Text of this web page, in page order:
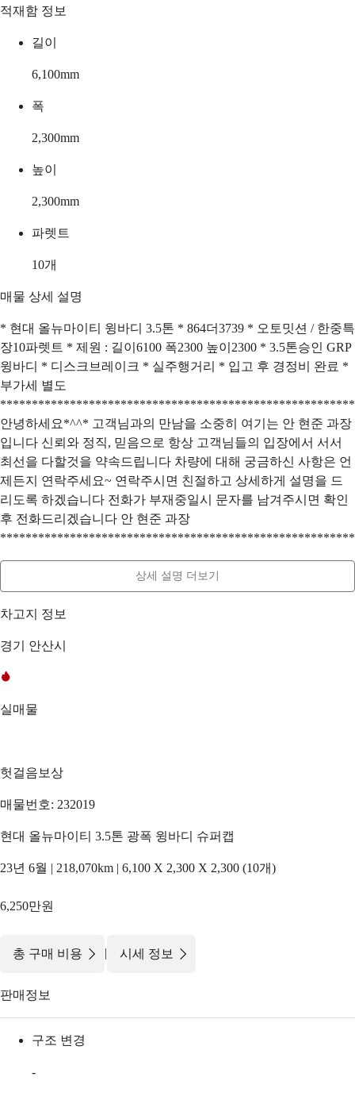
적재함 정보
길이
6,100mm
폭
2,300mm
높이
2,300mm
파렛트
10개
매물 상세 설명
* 현대 올뉴마이티 윙바디 3.5톤 * 864더3739 * 오토밋션 / 한중특
장10파렛트 * 제원 : 길이6100 폭2300 높이2300 * 3.5톤승인 GRP
윙바디 * 디스크브레이크 * 실주행거리 * 입고 후 경정비 완료 *
부가세 별도
안녕하세요*^^* 고객님과의 만남을 소중히 여기는 안 현준 과장
입니다 신뢰와 정직, 믿음으로 항상 고객님들의 입장에서 서서
최선을 다할것을 약속드립니다 차량에 대해 궁금하신 사항은 언
제든지 연락주세요~ 연락주시면 친절하고 상세하게 설명을 드
리도록 하겠습니다 전화가 부재중일시 문자를 남겨주시면 확인
후 전화드리겠습니다 안 현준 과장
상세 설명 더보기
차고지 정보
경기 안산시
실매물
헛걸음보상
매물번호: 232019
현대 올뉴마이티 3.5톤 광폭 윙바디 슈퍼캡
23년 6월 | 218,070km | 6,100 X 2,300 X 2,300 (10개)
6,250만원
총 구매 비용 | 시세 정보
판매정보
구조 변경
-